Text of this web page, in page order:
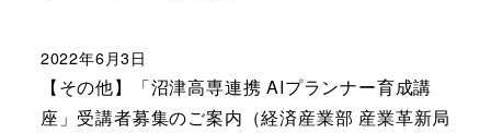
【その他】「沼津高専連携 AIプランナー育成講
座」受講者募集のご案内（経済産業部 産業革新局
2022年6月3日